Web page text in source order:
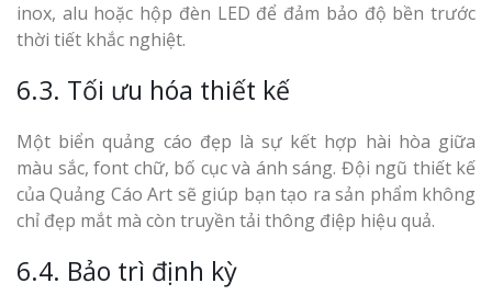
inox, alu hoặc hộp đèn LED để đảm bảo độ bền trước
thời tiết khắc nghiệt.
6.3. Tối ưu hóa thiết kế
Một biển quảng cáo đẹp là sự kết hợp hài hòa giữa
màu sắc, font chữ, bố cục và ánh sáng. Đội ngũ thiết kế
của Quảng Cáo Art sẽ giúp bạn tạo ra sản phẩm không
chỉ đẹp mắt mà còn truyền tải thông điệp hiệu quả.
6.4. Bảo trì định kỳ